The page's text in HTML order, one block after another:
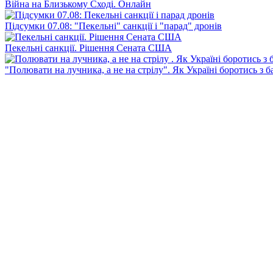
Війна на Близькому Сході. Онлайн
Підсумки 07.08: "Пекельні" санкції і "парад" дронів
Пекельні санкції. Рішення Сената США
"Полювати на лучника, а не на стрілу". Як Україні боротись з